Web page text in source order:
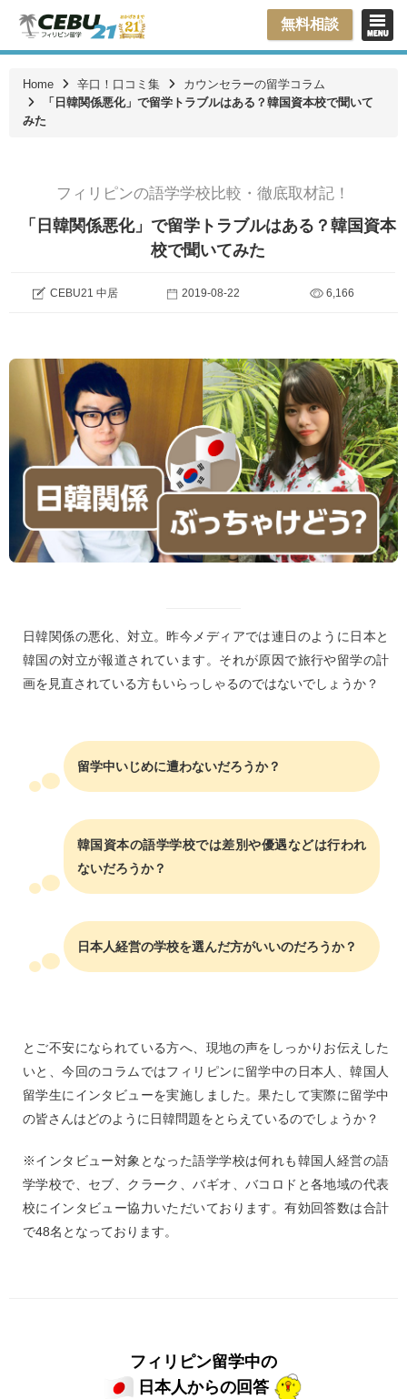
無料相談
Home 辛口！口コミ集
カウンセラーの留学コラム
「日韓関係悪化」で留学トラブルはある？韓国資本校で聞いて
みた
フィリピンの語学学校比較・徹底取材記！
「日韓関係悪化」で留学トラブルはある？韓国資本
校で聞いてみた
CEBU21 中居 2019-08-22 6,166
日韓関係の悪化、対立。昨今メディアでは連日のように日本と
韓国の対立が報道されています。それが原因で旅行や留学の計
画を見直されている方もいらっしゃるのではないでしょうか？
留学中いじめに遭わないだろうか？
韓国資本の語学学校では差別や優遇などは行われ
ないだろうか？
日本人経営の学校を選んだ方がいいのだろうか？
とご不安になられている方へ、現地の声をしっかりお伝えした
いと、今回のコラムではフィリピンに留学中の日本人、韓国人
留学生にインタビューを実施しました。果たして実際に留学中
の皆さんはどのように日韓問題をとらえているのでしょうか？
※インタビュー対象となった語学学校は何れも韓国人経営の語
学学校で、セブ、クラーク、バギオ、バコロドと各地域の代表
校にインタビュー協力いただいております。有効回答数は合計
で48名となっております。
フィリピン留学中の
日本人からの回答